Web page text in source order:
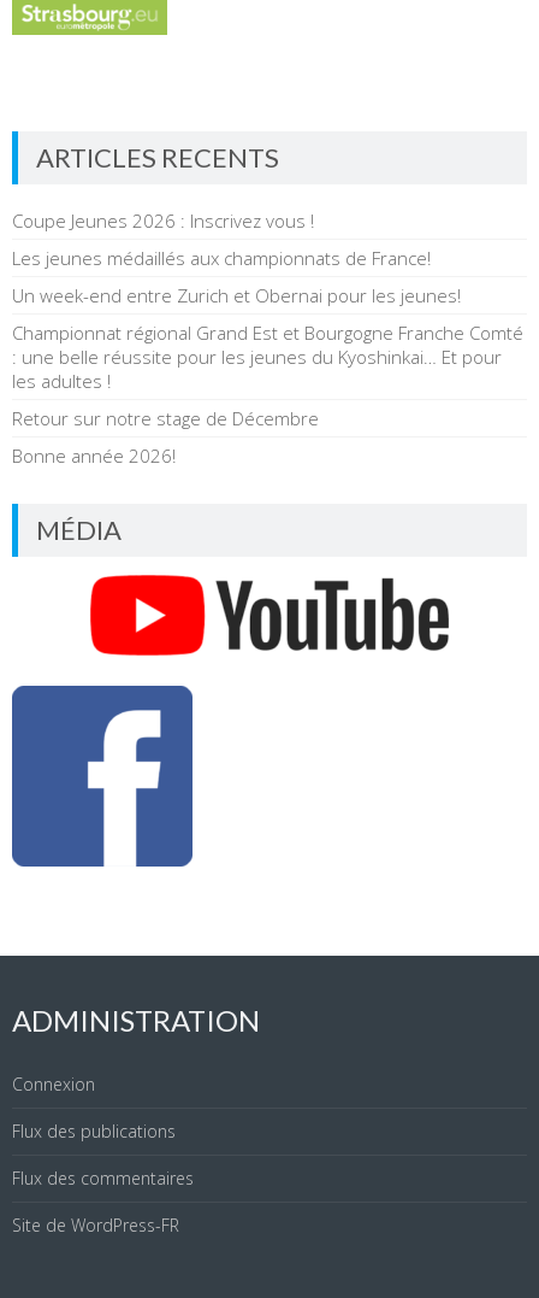
ARTICLES RECENTS
Coupe Jeunes 2026 : Inscrivez vous !
Les jeunes médaillés aux championnats de France!
Un week-end entre Zurich et Obernai pour les jeunes!
Championnat régional Grand Est et Bourgogne Franche Comté
: une belle réussite pour les jeunes du Kyoshinkai… Et pour
les adultes !
Retour sur notre stage de Décembre
Bonne année 2026!
MÉDIA
ADMINISTRATION
Connexion
Flux des publications
Flux des commentaires
Site de WordPress-FR